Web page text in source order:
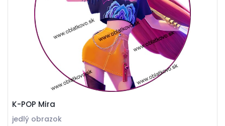
K-POP Mira
jedlý obrazok